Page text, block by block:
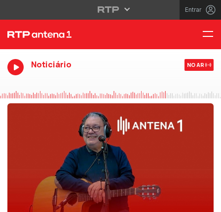
Entrar
Noticiário NO AR